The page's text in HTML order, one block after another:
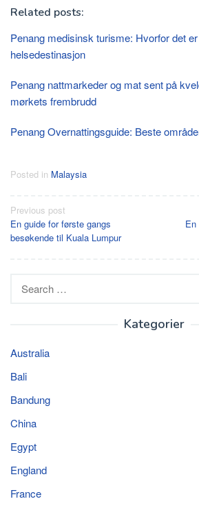
Related posts:
Penang medisinsk turisme: Hvorfor det
helsedestinasjon
Penang nattmarkeder og mat sent på
mørkets frembrudd
Penang Overnattingsguide: Beste
Posted in Malaysia
Post
navigation
Previous post
En guide for første gangs
besøkende til Kuala Lumpur
En
for:
Kategorier
Australia
Bali
Bandung
China
Egypt
England
France